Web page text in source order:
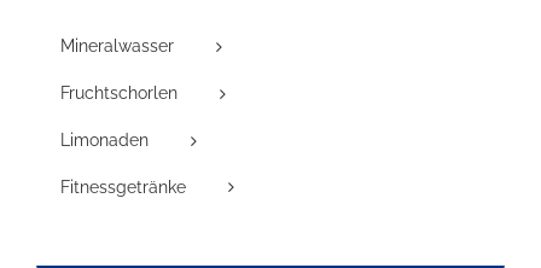
Mineralwasser
Fruchtschorlen
Limonaden
Fitnessgetränke